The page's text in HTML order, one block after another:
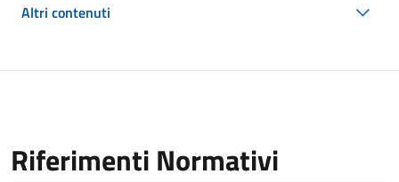
Altri contenuti
Riferimenti Normativi